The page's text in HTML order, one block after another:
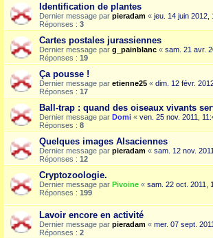
Identification de plantes
Dernier message par pieradam « jeu. 14 juin 2012,
Réponses : 3
Cartes postales jurassiennes
Dernier message par g_painblanc « sam. 21 avr.
Réponses : 19
Ça pousse !
Dernier message par etienne25 « dim. 12 févr.
Réponses : 17
Ball-trap : quand des oiseaux vivants
Dernier message par Domi « ven. 25 nov. 2011,
Réponses : 8
Quelques images Alsaciennes
Dernier message par pieradam « sam. 12 nov.
Réponses : 12
Cryptozoologie.
Dernier message par Pivoine « sam. 22 oct. 2011,
Réponses : 199
Lavoir encore en activité
Dernier message par pieradam « mer. 07 sept.
Réponses : 2